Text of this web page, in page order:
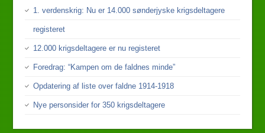
1. verdenskrig: Nu er 14.000 sønderjyske krigsdeltagere
registeret
12.000 krigsdeltagere er nu registeret
Foredrag: “Kampen om de faldnes minde”
Opdatering af liste over faldne 1914-1918
Nye personsider for 350 krigsdeltagere